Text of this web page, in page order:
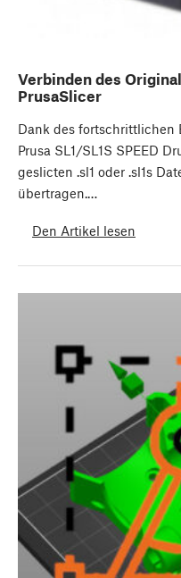
Verbinden des
PrusaSlicer
Dank des fortschrittlichen
Prusa SL1/SL1S SPEED
geslicten .sl1 oder .sl1s
übertragen.…
Den Artikel lesen